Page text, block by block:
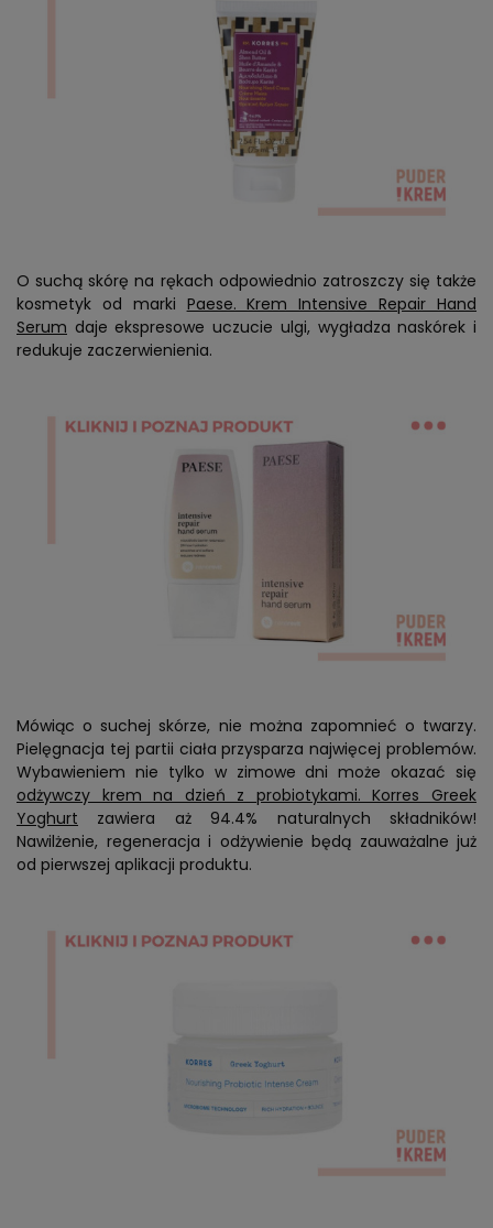
O suchą skórę na rękach odpowiednio zatroszczy się także
kosmetyk od marki Paese. Krem Intensive Repair Hand
Serum daje ekspresowe uczucie ulgi, wygładza naskórek i
redukuje zaczerwienienia.
Mówiąc o suchej skórze, nie można zapomnieć o twarzy.
Pielęgnacja tej partii ciała przysparza najwięcej problemów.
Wybawieniem nie tylko w zimowe dni może okazać się
odżywczy krem na dzień z probiotykami. Korres Greek
Yoghurt zawiera aż 94.4% naturalnych składników!
Nawilżenie, regeneracja i odżywienie będą zauważalne już
od pierwszej aplikacji produktu.